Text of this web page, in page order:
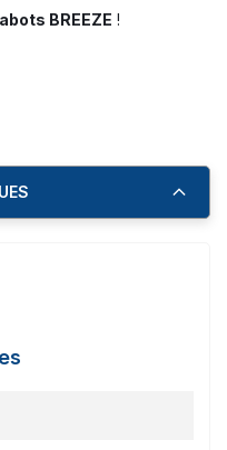
BREEZE !